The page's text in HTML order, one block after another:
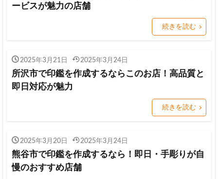
ービスが魅力の店舗
続きを読む
2025年3月21日 2025年3月24日
所沢市で印鑑を作成するならこのお店！高品質と
即日対応が魅力
続きを読む
2025年3月20日 2025年3月24日
熊谷市で印鑑を作成するなら！即日・手彫りが自
慢のおすすめ店舗